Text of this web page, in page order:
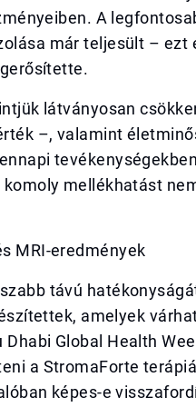
A
már teljesült – ezt
látványosan
–, valamint
mellékhatást
MRI-eredmények
távú
amelyek
Global Health
a StromaForte
képes-e